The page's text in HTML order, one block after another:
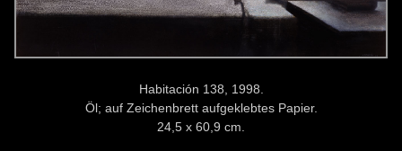
Habitación 138, 1998.
Öl; auf Zeichenbrett aufgeklebtes Papier.
24,5 x 60,9 cm.